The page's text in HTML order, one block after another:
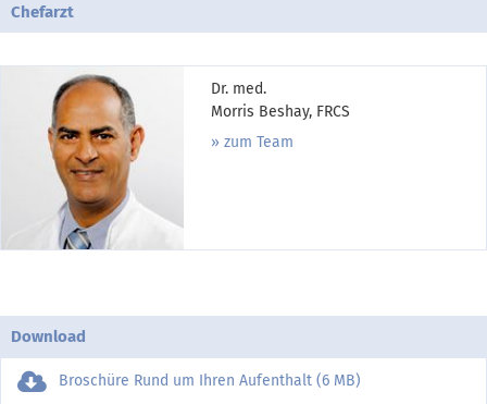
Chefarzt
Dr. med.
Morris Beshay, FRCS
zum Team
Download
Broschüre Rund um Ihren Aufenthalt (6 MB)